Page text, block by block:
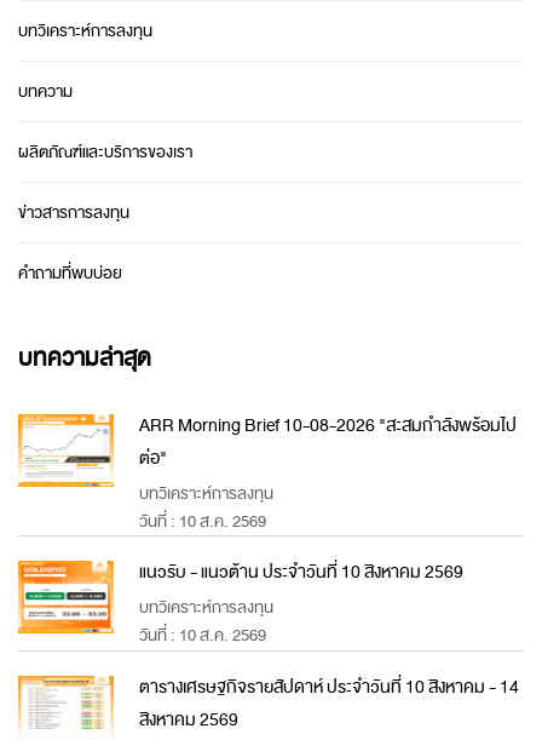
บทวิเคราะห์การลงทุน
บทความ
ผลิตภัณฑ์และบริการของเรา
ข่าวสารการลงทุน
คำถามที่พบบ่อย
บทความล่าสุด
ARR Morning Brief 10-08-2026 "สะสมกำลังพร้อมไป
ต่อ"
บทวิเคราะห์การลงทุน
วันที่ : 10 ส.ค. 2569
แนวรับ - แนวต้าน ประจำวันที่ 10 สิงหาคม 2569
บทวิเคราะห์การลงทุน
วันที่ : 10 ส.ค. 2569
ตารางเศรษฐกิจรายสัปดาห์ ประจำวันที่ 10 สิงหาคม - 14
สิงหาคม 2569